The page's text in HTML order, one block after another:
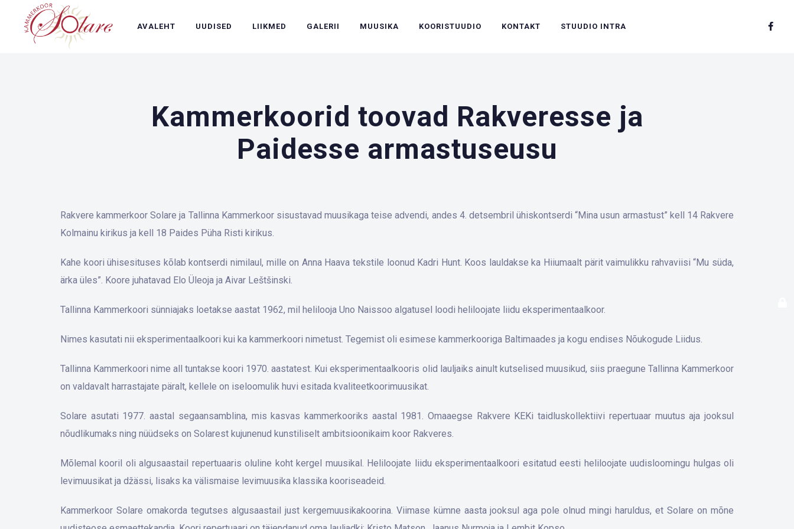
AVALEHT UUDISED LIIKMED GALERII MUUSIKA KOORISTUUDIO KONTAKT STUUDIO INTRA
Kammerkoorid toovad Rakveresse ja
Paidesse armastuseusu
Rakvere kammerkoor Solare ja Tallinna Kammerkoor sisustavad muusikaga teise advendi, andes 4. detsembril ühiskontserdi “Mina usun armastust” kell 14 Rakvere
Kolmainu kirikus ja kell 18 Paides Püha Risti kirikus.
Kahe koori ühisesituses kõlab kontserdi nimilaul, mille on Anna Haava tekstile loonud Kadri Hunt. Koos lauldakse ka Hiiumaalt pärit vaimulikku rahvaviisi “Mu süda,
ärka üles”. Koore juhatavad Elo Üleoja ja Aivar Leštšinski.
Tallinna Kammerkoori sünniajaks loetakse aastat 1962, mil helilooja Uno Naissoo algatusel loodi heliloojate liidu eksperimentaalkoor.
Nimes kasutati nii eksperimentaalkoori kui ka kammerkoori nimetust. Tegemist oli esimese kammerkooriga Baltimaades ja kogu endises Nõukogude Liidus.
Tallinna Kammerkoori nime all tuntakse koori 1970. aastatest. Kui eksperimentaalkooris olid lauljaiks ainult kutselised muusikud, siis praegune Tallinna Kammerkoor
on valdavalt harrastajate päralt, kellele on iseloomulik huvi esitada kvaliteetkoorimuusikat.
Solare asutati 1977. aastal segaansamblina, mis kasvas kammerkooriks aastal 1981. Omaaegse Rakvere KEKi taidluskollektiivi repertuaar muutus aja jooksul
nõudlikumaks ning nüüdseks on Solarest kujunenud kunstiliselt ambitsioonikaim koor Rakveres.
Mõlemal kooril oli algusaastail repertuaaris oluline koht kergel muusikal. Heliloojate liidu eksperimentaalkoori esitatud eesti heliloojate uudisloomingu hulgas oli
levimuusikat ja džässi, lisaks ka välismaise levimuusika klassika kooriseadeid.
Kammerkoor Solare omakorda tegutses algusaastail just kergemuusikakoorina. Viimase kümne aasta jooksul aga pole olnud mingi haruldus, et Solare on mõne